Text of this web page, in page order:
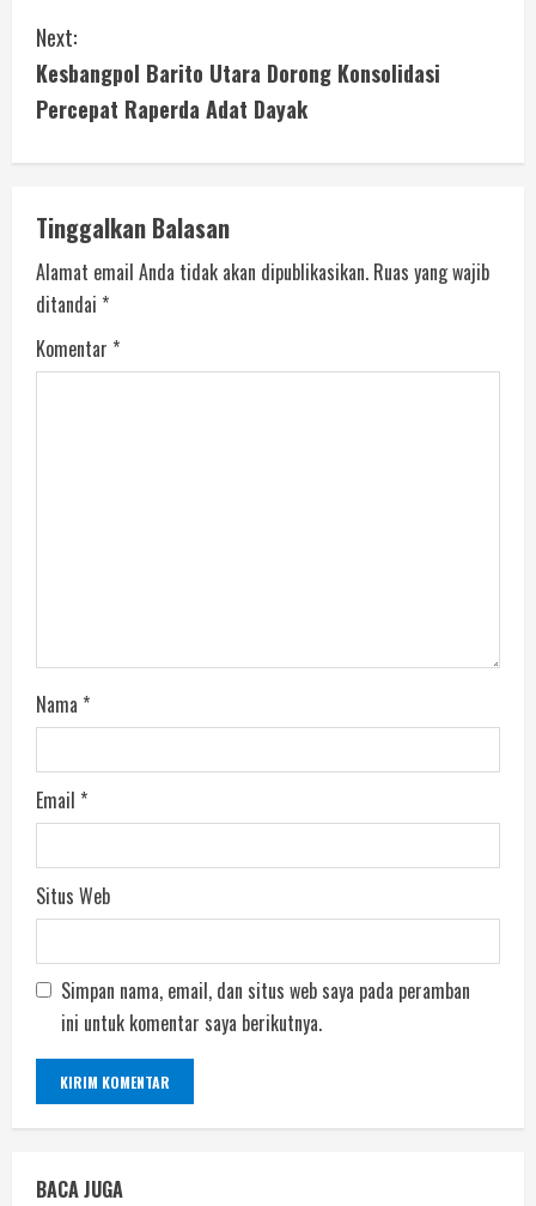
Next:
Kesbangpol Barito Utara Dorong Konsolidasi
Percepat Raperda Adat Dayak
Tinggalkan Balasan
Alamat email Anda tidak akan dipublikasikan. Ruas yang wajib
ditandai *
Komentar *
Nama *
Email *
Situs Web
Simpan nama, email, dan situs web saya pada peramban
ini untuk komentar saya berikutnya.
BACA JUGA